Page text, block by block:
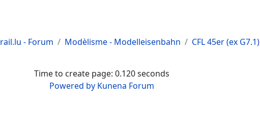
rail.lu - Forum Modèlisme - Modelleisenbahn CFL 45er (ex G7.1)
Time to create page: 0.120 seconds
Powered by Kunena Forum